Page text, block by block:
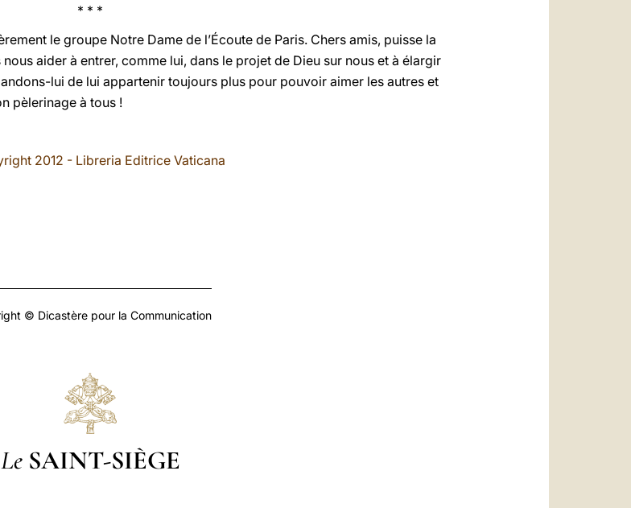
* * *
le groupe Notre Dame de l’Écoute de Paris. Chers amis, puisse la
aider à entrer, comme lui, dans le projet de Dieu sur nous et à élargir
lui de lui appartenir toujours plus pour pouvoir aimer les autres et
pèlerinage à tous !
2012 - Libreria Editrice Vaticana
© Dicastère pour la Communication
Le SAINT-SIÈGE